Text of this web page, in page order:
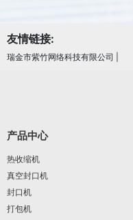
友情链接:
瑞金市紫竹网络科技有限公司
产品中心
热收缩机
真空封口机
封口机
打包机